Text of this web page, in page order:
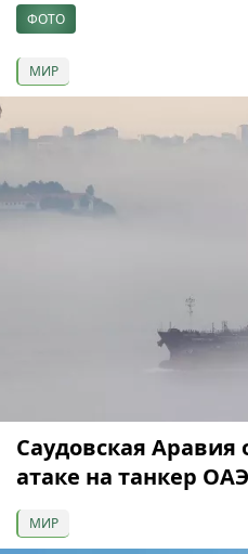
ФОТО
МИР
Саудовская
атаке на танкер ОАЭ
МИР